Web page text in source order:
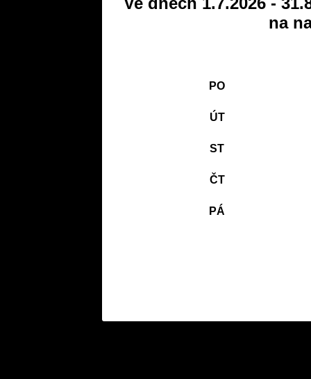
na
PO
ÚT
ST
ČT
PÁ